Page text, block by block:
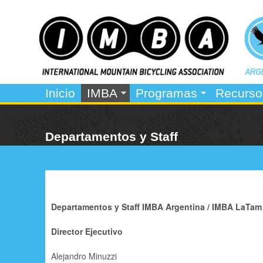
I
B
A
M
n
ú
Inicio IMBA Programas
Departamentos y Staff
Departamentos y Staff IMBA Argentina / IMBA LaTam
Director Ejecutivo
Alejandro Minuzzi